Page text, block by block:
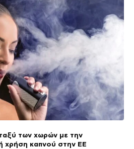
των χωρών με την
χρήση καπνού στην ΕΕ